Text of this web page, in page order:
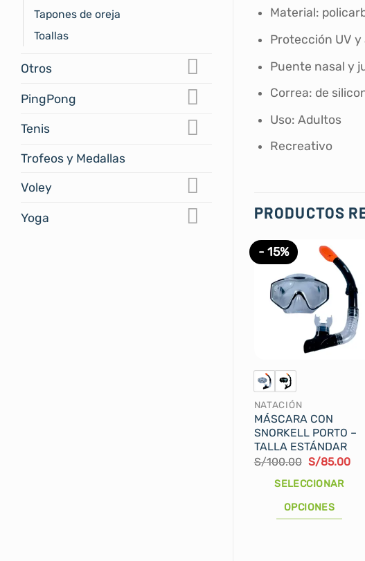
Tapones de oreja
Toallas
Otros
PingPong
Tenis
Trofeos y Medallas
Voley
Yoga
Material:
Protección UV
Puente nasal y
Correa: de
Uso: Adultos
Recreativo
PRODUCTOS
- 15%
NATACIÓN
MÁSCARA CON
SNORKELL PORTO –
TALLA ESTÁNDAR
S/100.00 El
precio
original
S/100.00.
S/85.00El
SELECCIONAR
OPCIONES